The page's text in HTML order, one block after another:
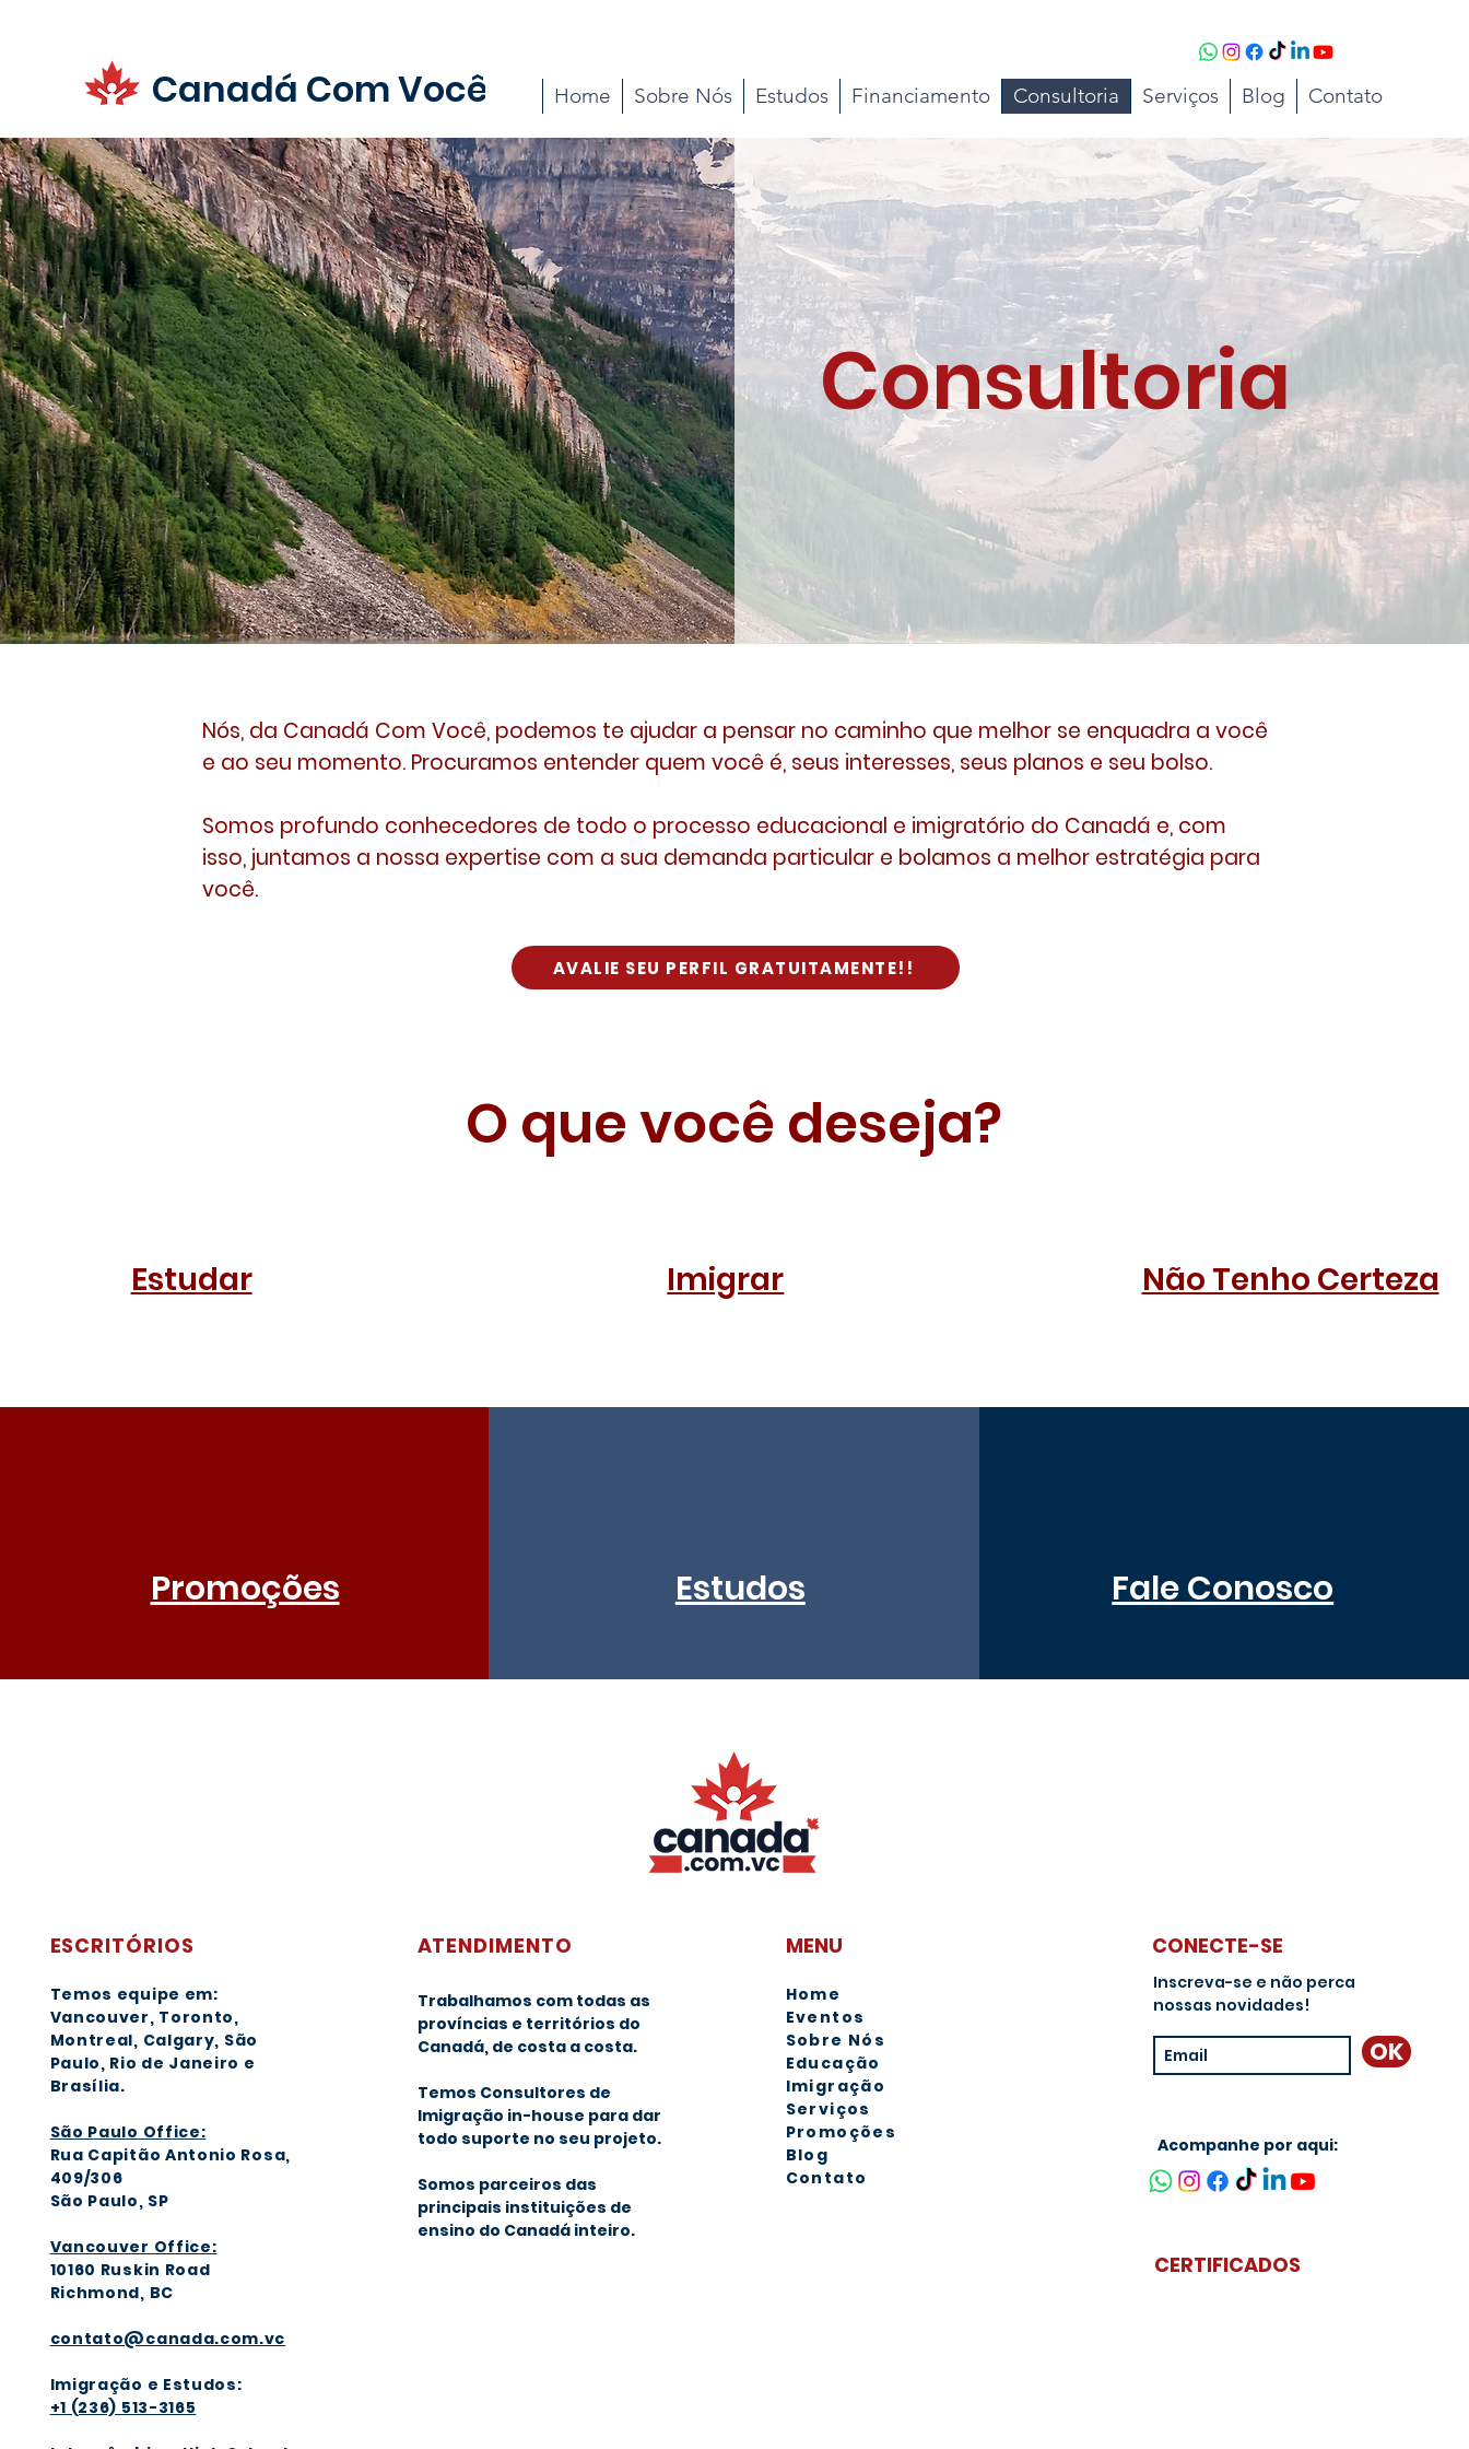
Canadá Com Você Home Sobre Nós Estudos Financiamento Consultoria Serviços Blog Contato
Consultoria
Nós, da Canadá Com Você, podemos te ajudar a pensar no caminho que melhor se enquadra a você
e ao seu momento. Procuramos entender quem você é, seus interesses, seus planos e seu bolso.
Somos profundo conhecedores de todo o processo educacional e imigratório do Canadá e, com
isso, juntamos a nossa expertise com a sua demanda particular e bolamos a melhor estratégia para
você.
AVALIE SEU PERFIL GRATUITAMENTE!!
O que você deseja?
Estudar Imigrar Não Tenho Certeza
Promoções Estudos Fale Conosco
ESCRITÓRIOS
Temos equipe em:
Vancouver, Toronto,
Montreal, Calgary, São
Paulo, Rio de Janeiro e
Brasília.
São Paulo Office:
Rua Capitão Antonio Rosa,
409/306
São Paulo, SP
Vancouver Office:
10160 Ruskin Road
Richmond, BC
contato@canada.com.vc
Imigração e Estudos:
+1 (236) 513-3165
ATENDIMENTO
Trabalhamos com todas as
províncias e territórios do
Canadá, de costa a costa.
Temos Consultores de
Imigração in-house para dar
todo suporte no seu projeto.
Somos parceiros das
principais instituições de
ensino do Canadá inteiro.
MENU
Home
Eventos
Sobre Nós
Educação
Imigração
Serviços
Promoções
Blog
Contato
Inscreva-se e não perca
nossas novidades!
OK
CONECTE-SE
Acompanhe por aqui:
CERTIFICADOS